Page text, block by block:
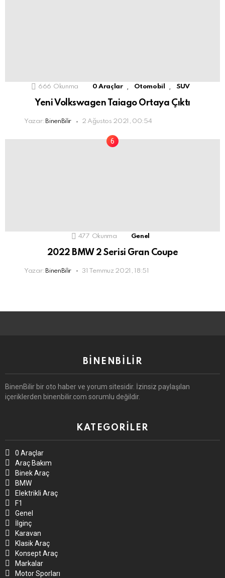
666 Okunma 0 Araçlar Otomobil SUV
Yeni Volkswagen Taiago Ortaya Çıktı
Yazar: BinenBilir 2 Ağustos 2021, 00:54
477 Okunma Genel
2022 BMW 2 Serisi Gran Coupe
Yazar: BinenBilir 31 Temmuz 2021, 18:51
BINENBILIR
BinenBilir bir oto haber ve yorum sitesidir. İzinsiz paylaşılan
içeriklerden binenbilir.com sorumlu değildir.
KATEGORILER
0 Araçlar
Araç Bakım
Binek Araç
BMW
Elektrikli Araç
F1
Genel
İlginç
Karavan
Klasik Araç
Konsept Araç
Markalar
Motor Sporları